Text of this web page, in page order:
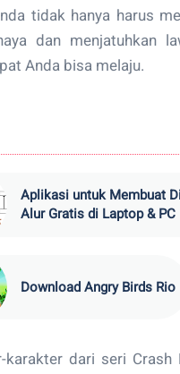
tidak hanya harus
dan menjatuhkan
Anda bisa melaju.
Aplikasi untuk Membuat
Alur Gratis di Laptop & PC
Download Angry Birds Rio
dari seri Crash